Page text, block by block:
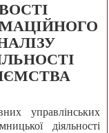
управлінських
діяльності